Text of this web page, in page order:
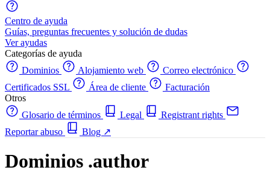
Centro de ayuda
Guías, preguntas frecuentes y solución de dudas
Ver ayudas
Categorías de ayuda
Dominios
Alojamiento web
Correo electrónico
Certificados SSL
Área de cliente
Facturación
Otros
Glosario de términos
Legal
Registrant rights
Reportar abuso
Blog ↗
Dominios .author